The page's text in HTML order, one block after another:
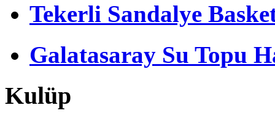
Tekerli Sandalye
Galatasaray Su Topu
Kulüp